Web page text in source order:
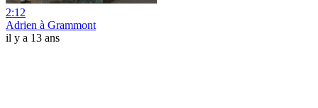
2:12
Adrien à Grammont
il y a 13 ans